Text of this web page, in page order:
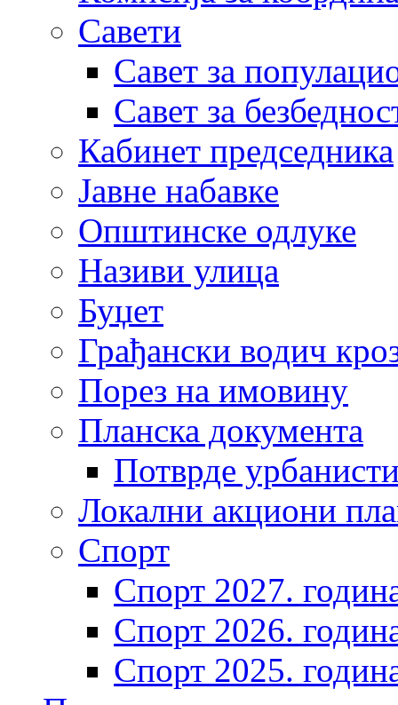
Савети
Савет за
Савет за
Кабинет председника
Јавне набавке
Општинске одлуке
Називи улица
Буџет
Грађански водич
Порез на имовину
Планска документа
Потврде
Локални акциони
Спорт
Спорт 2027.
Спорт 2026.
Спорт 2025.